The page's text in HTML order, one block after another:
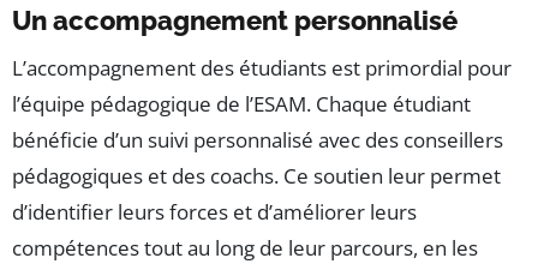
Un accompagnement personnalisé
L’accompagnement des étudiants est primordial pour
l’équipe pédagogique de l’ESAM. Chaque étudiant
bénéficie d’un suivi personnalisé avec des conseillers
pédagogiques et des coachs. Ce soutien leur permet
d’identifier leurs forces et d’améliorer leurs
compétences tout au long de leur parcours, en les